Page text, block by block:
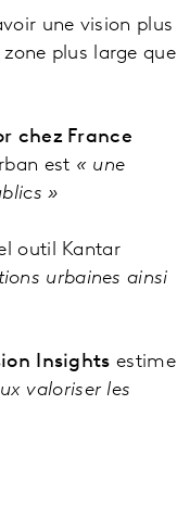
une vision plus
plus large que
chez France
est « une
»
outil Kantar
urbaines ainsi
Insights estime
valoriser les